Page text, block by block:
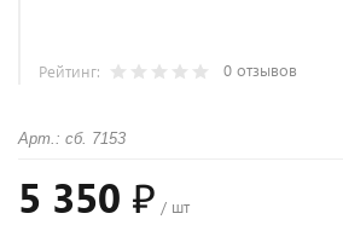
Рейтинг: 0 отзывов
Арт.: сб. 7153
5 350 ₽ / шт